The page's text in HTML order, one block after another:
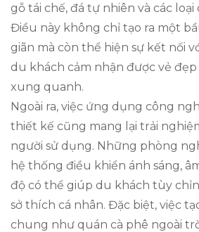
gỗ tái chế, đá tự nhiên và các loại
Điều này không chỉ tạo ra một
giãn mà còn thể hiện sự kết nối
du khách cảm nhận được vẻ
xung quanh.
Ngoài ra, việc ứng dụng công
thiết kế cũng mang lại trải
người sử dụng. Những phòng
hệ thống điều khiển ánh sáng,
độ có thể giúp du khách tùy
sở thích cá nhân. Đặc biệt, việc
chung như quán cà phê ngoài